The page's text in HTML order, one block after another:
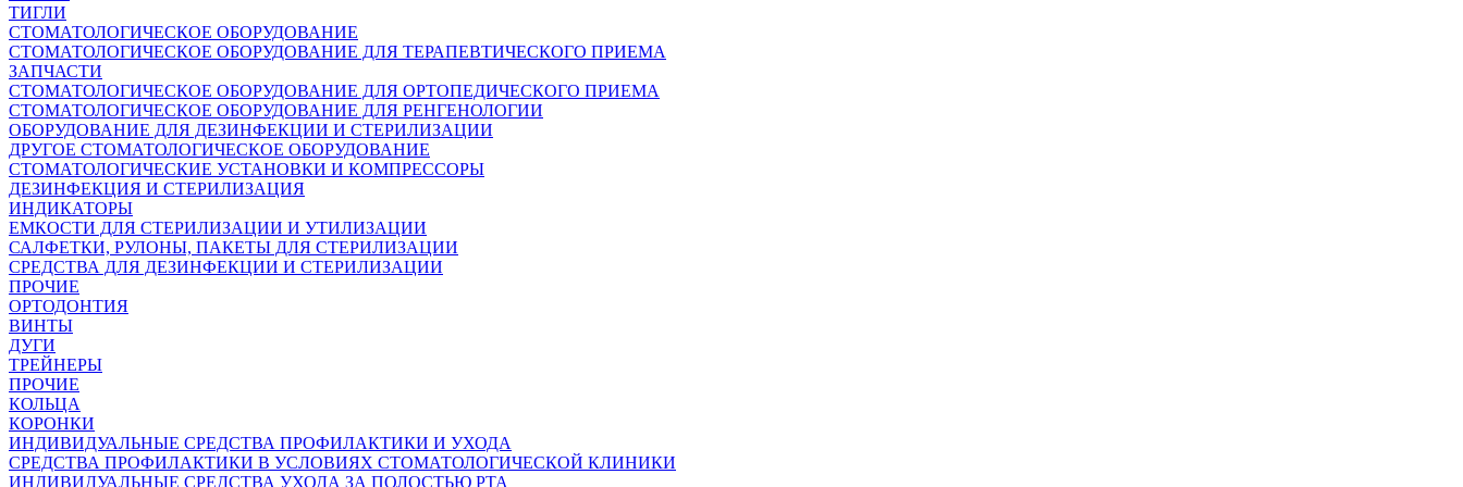
ТИГЛИ
СТОМАТОЛОГИЧЕСКОЕ ОБОРУДОВАНИЕ
СТОМАТОЛОГИЧЕСКОЕ ОБОРУДОВАНИЕ ДЛЯ ТЕРАПЕВТИЧЕСКОГО ПРИЕМА
ЗАПЧАСТИ
СТОМАТОЛОГИЧЕСКОЕ ОБОРУДОВАНИЕ ДЛЯ ОРТОПЕДИЧЕСКОГО ПРИЕМА
СТОМАТОЛОГИЧЕСКОЕ ОБОРУДОВАНИЕ ДЛЯ РЕНГЕНОЛОГИИ
ОБОРУДОВАНИЕ ДЛЯ ДЕЗИНФЕКЦИИ И СТЕРИЛИЗАЦИИ
ДРУГОЕ СТОМАТОЛОГИЧЕСКОЕ ОБОРУДОВАНИЕ
СТОМАТОЛОГИЧЕСКИЕ УСТАНОВКИ И КОМПРЕССОРЫ
ДЕЗИНФЕКЦИЯ И СТЕРИЛИЗАЦИЯ
ИНДИКАТОРЫ
ЕМКОСТИ ДЛЯ СТЕРИЛИЗАЦИИ И УТИЛИЗАЦИИ
САЛФЕТКИ, РУЛОНЫ, ПАКЕТЫ ДЛЯ СТЕРИЛИЗАЦИИ
СРЕДСТВА ДЛЯ ДЕЗИНФЕКЦИИ И СТЕРИЛИЗАЦИИ
ПРОЧИЕ
ОРТОДОНТИЯ
ВИНТЫ
ДУГИ
ТРЕЙНЕРЫ
ПРОЧИЕ
КОЛЬЦА
КОРОНКИ
ИНДИВИДУАЛЬНЫЕ СРЕДСТВА ПРОФИЛАКТИКИ И УХОДА
СРЕДСТВА ПРОФИЛАКТИКИ В УСЛОВИЯХ СТОМАТОЛОГИЧЕСКОЙ КЛИНИКИ
ИНДИВИДУАЛЬНЫЕ СРЕДСТВА УХОДА ЗА ПОЛОСТЬЮ РТА